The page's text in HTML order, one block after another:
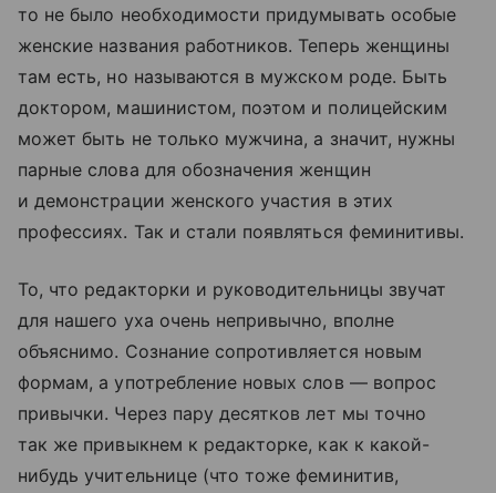
то не было необходимости придумывать особые
женские названия работников. Теперь женщины
там есть, но называются в мужском роде. Быть
доктором, машинистом, поэтом и полицейским
может быть не только мужчина, а значит, нужны
парные слова для обозначения женщин
и демонстрации женского участия в этих
профессиях. Так и стали появляться феминитивы.
То, что редакторки и руководительницы звучат
для нашего уха очень непривычно, вполне
объяснимо. Сознание сопротивляется новым
формам, а употребление новых слов — вопрос
привычки. Через пару десятков лет мы точно
так же привыкнем к редакторке, как к какой-
нибудь учительнице (что тоже феминитив,